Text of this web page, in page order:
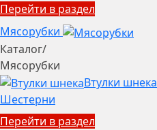
Перейти в раздел
Мясорубки
Каталог/
Мясорубки
Втулки шнека
Шестерни
Перейти в раздел